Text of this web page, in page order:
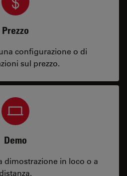
Prezzo
configurazione o di
sul prezzo.
Demo
dimostrazione in loco o a
distanza.